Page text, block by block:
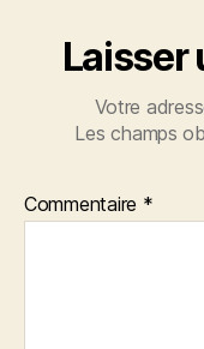
Laisser
Votre
Les champs
Commentaire *